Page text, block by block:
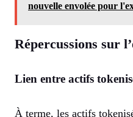
nouvelle envolée pour
Répercussions sur
Lien entre actifs
À terme, les actifs